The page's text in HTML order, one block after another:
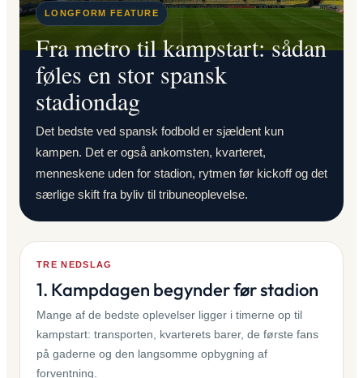
LONGFORM FEATURE
Fra metro til kampstart: sådan
føles en stor spansk
stadiondag
Det bedste ved spansk fodbold er sjældent kun
kampen. Det er også ankomsten, kvarteret,
menneskene uden for stadion, rytmen før kickoff og det
særlige skift fra byliv til tribuneoplevelse.
TRE NEDSLAG
1. Kampdagen begynder før stadion
Mange af de bedste oplevelser ligger i timerne op til
kampstart: transporten, kvarterets barer, de første fans
på gaderne og den langsomme opbygning af
forventning.